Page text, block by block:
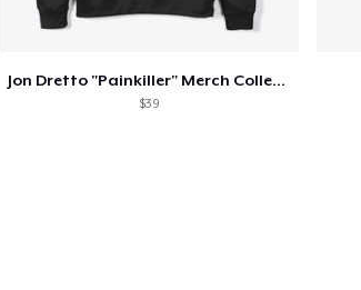
Jon Dretto "Painkiller" Merch Collection
$39